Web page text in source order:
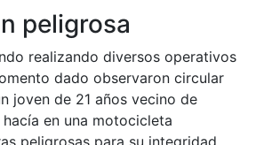
peligrosa
realizando diversos operativos
dado observaron circular
joven de 21 años vecino de
en una motocicleta
peligrosas para su integridad